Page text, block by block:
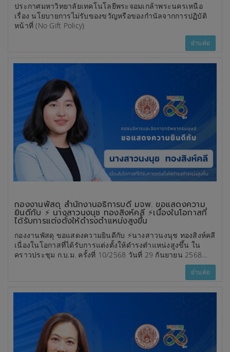
ประกาศมหาวิทยาลัยเทคโนโลยีพระจอมเกล้าพระนครเหนือ
เรื่อง นโยบายการไม่รับของขวัญหรือของกำนัลจากการปฏิบัติ
หน้าที่ (No Gift Policy)
อ่านต่อ
กองงานพัสดุ สำนักงานอธิการบดี มจพ. ขอแสดงความ
ยินดีกับ ⚡️ นางสาวนงนุช ทองสิงห์คลี ⚡️เนื่องในโอกาสที่
ได้รับการแต่งตั้งให้ดำรงตำแหน่งสูงขึ้น
กองงานพัสดุ ขอแสดงความยินดีกับ ⚡️นางสาวนงนุช ทองสิงห์คลี
เนื่องในโอกาสที่ได้รับการแต่งตั้งให้ดำรงตำแหน่งสูงขึ้น ใน
คราวประชุม ก.บ.ม. ครั้งที่ 10/2568 วันที่ 29 กันยายน 2568
อ่านต่อ